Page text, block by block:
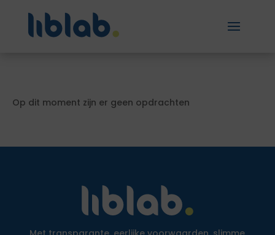
Op dit moment zijn er geen opdrachten